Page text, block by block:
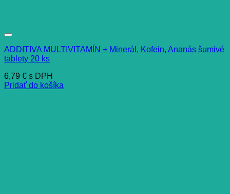
ADDITIVA MULTIVITAMÍN + Minerál, Kofein, Ananás šumivé
tablety 20 ks
6,79 € s DPH
Pridať do košíka